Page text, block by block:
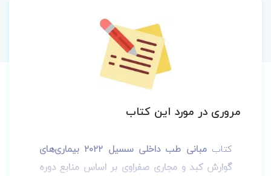
مروری در مورد این کتاب
کتاب
مبانی طب داخلی سسیل 2022 بیماری‌های
گوارش کبد و مجاری صفراوی بر اساس منابع دوره